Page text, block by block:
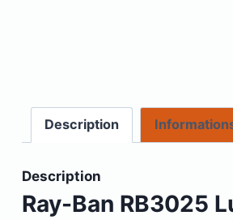
Description
Description
Ray-Ban RB3025